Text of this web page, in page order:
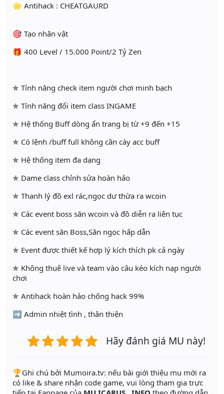
🌟 Antihack : CHEATGAURD
🎯 Tạo nhân vật
🎁 400 Level / 15.000 Point/2 Tỷ Zen
✯ Tính năng check item người chơi minh bạch
✯ Tính năng đổi item class INGAME
✯ Hệ thống Buff dòng ẩn trang bị từ +9 đến +15
✯ Có lệnh /buff full không cần cày acc buff
✯ Hệ thống item đa dạng
✯ Dame class chỉnh sửa hoàn hảo
✯ Thanh lý đồ exl rác,ngọc dư thừa ra wcoin
✯ Các event boss săn wcoin và đồ diễn ra liên tục
✯ Các event săn Boss,Săn ngọc hấp dẫn
✯ Event được thiết kế hợp lý kích thích pk cả ngày
✯ Không thuê live và team vào câu kéo kích nạp người
chơi
✯ Antihack hoàn hảo chống hack 99%
➡️ Admin nhiệt tình , thân thiện
Hãy đánh giá MU này!
️🏆Ghi chú bởi Mumoira.tv: nếu bài giới thiệu mu mới ra
có like & share nhận code game, vui lòng tham gia trực